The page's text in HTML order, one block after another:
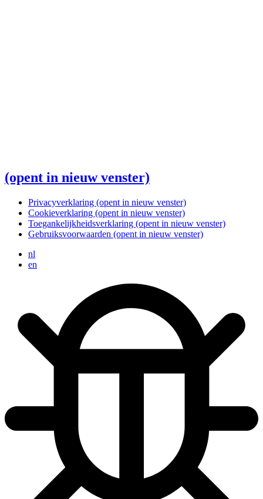
(opent in nieuw venster)
Privacyverklaring (opent in nieuw venster)
Cookieverklaring (opent in nieuw venster)
Toegankelijkheidsverklaring (opent in nieuw venster)
Gebruiksvoorwaarden (opent in nieuw venster)
nl
en